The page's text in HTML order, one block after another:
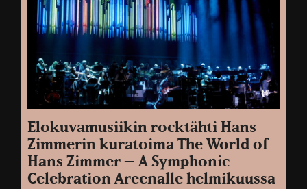
Elokuvamusiikin rocktähti Hans
Zimmerin kuratoima The World of
Hans Zimmer – A Symphonic
Celebration Areenalle helmikuussa